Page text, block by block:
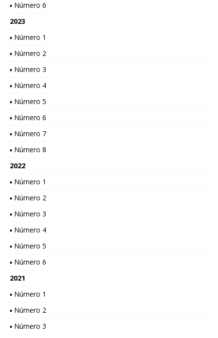
▪ Número 6
2023
▪ Número 1
▪ Número 2
▪ Número 3
▪ Número 4
▪ Número 5
▪ Número 6
▪ Número 7
▪ Número 8
2022
▪ Número 1
▪ Número 2
▪ Número 3
▪ Número 4
▪ Número 5
▪ Número 6
2021
▪ Número 1
▪ Número 2
▪ Número 3